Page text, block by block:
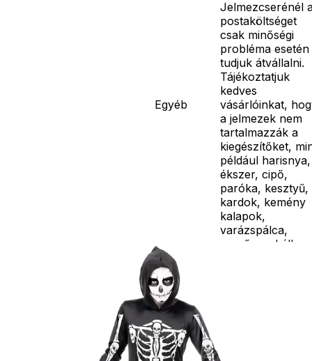
Egyéb
Jelmezcserénél
postaköltséget
csak minőségi
probléma esetén
tudjuk átvállalni.
Tájékoztatjuk
kedves
vásárlóinkat,
a jelmezek nem
tartalmazzák a
kiegészítőket,
például harisnya,
ékszer, cipő,
paróka, kesztyű,
kardok, kemény
kalapok,
varázspálca,
seprű, szakáll,